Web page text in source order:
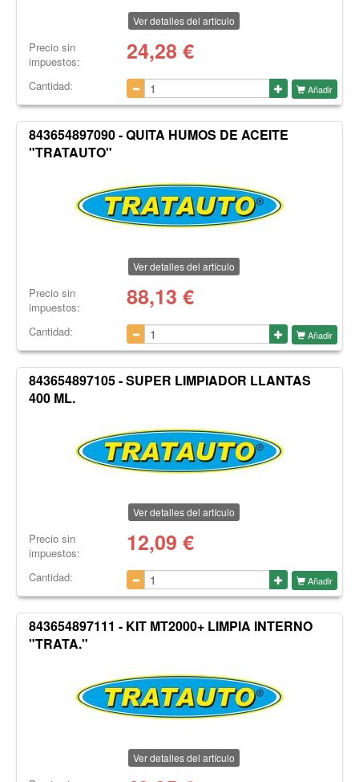
Ver detalles del artículo
Precio sin
impuestos:
24,28 €
Cantidad: Añadir
843654897090 - QUITA HUMOS DE ACEITE
"TRATAUTO"
Ver detalles del artículo
Precio sin
impuestos:
88,13 €
Cantidad: Añadir
843654897105 - SUPER LIMPIADOR LLANTAS
400 ML.
Ver detalles del artículo
Precio sin
impuestos:
12,09 €
Cantidad: Añadir
843654897111 - KIT MT2000+ LIMPIA INTERNO
"TRATA."
Ver detalles del artículo